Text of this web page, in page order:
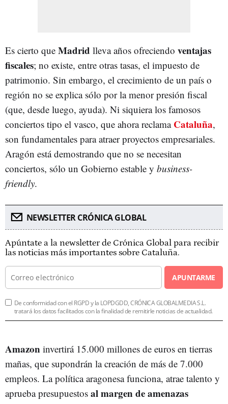
Es cierto que Madrid lleva años ofreciendo ventajas
fiscales; no existe, entre otras tasas, el impuesto de
patrimonio. Sin embargo, el crecimiento de un país o
región no se explica sólo por la menor presión fiscal
(que, desde luego, ayuda). Ni siquiera los famosos
conciertos tipo el vasco, que ahora reclama Cataluña,
son fundamentales para atraer proyectos empresariales.
Aragón está demostrando que no se necesitan
conciertos, sólo un Gobierno estable y business-
friendly.
NEWSLETTER CRÓNICA GLOBAL
Apúntate a la newsletter de Crónica Global para recibir
las noticias más importantes sobre Cataluña.
APUNTARME
De conformidad con el RGPD y la LOPDGDD, CRÓNICA GLOBALMEDIA S.L.
tratará los datos facilitados con la finalidad de remitirle noticias de actualidad.
Amazon invertirá 15.000 millones de euros en tierras
mañas, que supondrán la creación de más de 7.000
empleos. La política aragonesa funciona, atrae talento y
aprueba presupuestos al margen de amenazas